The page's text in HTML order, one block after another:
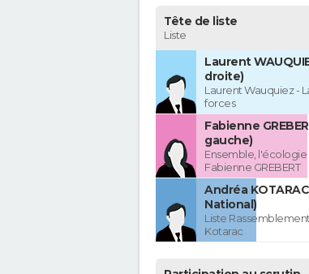
Tête de liste
Liste
Laurent
droite)
Laurent Wauquiez -
forces
Fabienne
gauche)
Ensemble, l'écologie
Fabienne GREBERT
Andréa
National)
Liste
Kotarac